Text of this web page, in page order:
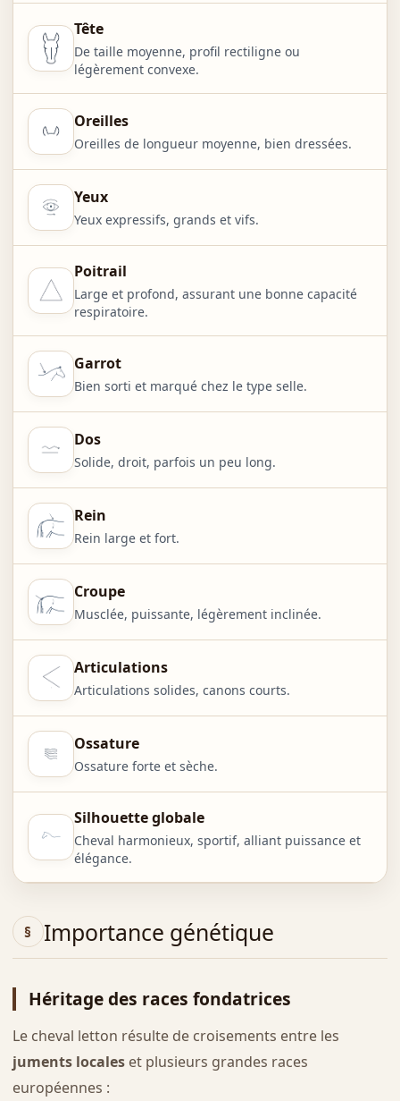
Tête
De taille moyenne, profil rectiligne ou
légèrement convexe.
Oreilles
Oreilles de longueur moyenne, bien dressées.
Yeux
Yeux expressifs, grands et vifs.
Poitrail
Large et profond, assurant une bonne capacité
respiratoire.
Garrot
Bien sorti et marqué chez le type selle.
Dos
Solide, droit, parfois un peu long.
Rein
Rein large et fort.
Croupe
Musclée, puissante, légèrement inclinée.
Articulations
Articulations solides, canons courts.
Ossature
Ossature forte et sèche.
Silhouette globale
Cheval harmonieux, sportif, alliant puissance et
élégance.
Importance génétique
Héritage des races fondatrices
Le cheval letton résulte de croisements entre les
juments localeset plusieurs grandes races
européennes :